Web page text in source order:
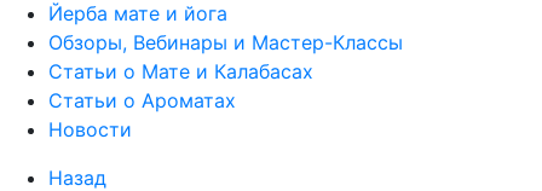
Йерба мате и йога
Обзоры, Вебинары и Мастер-Классы
Статьи о Мате и Калабасах
Статьи о Ароматах
Новости
Назад